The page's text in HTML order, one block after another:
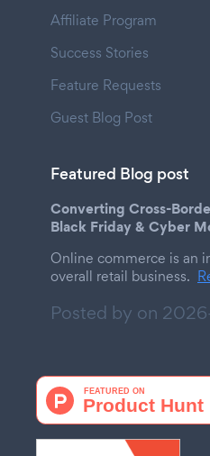
Affiliate Program
Success Stories
Feature Requests
Guest Blog Post
Featured Blog post
Converting Cross-
Black Friday & Cyber
Online commerce is an
overall retail business.
Posted by on